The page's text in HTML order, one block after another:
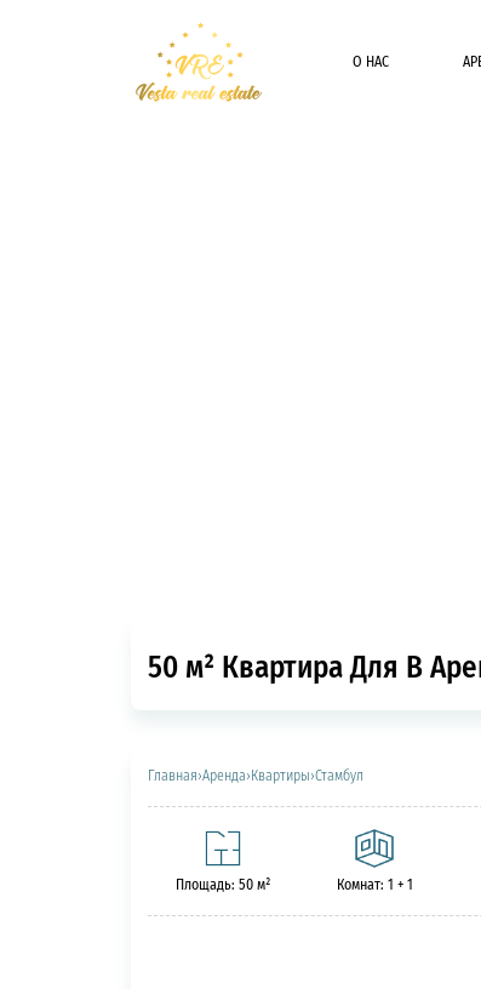
О НАС
50 м² Квартира Для В
Главная›Аренда›Квартиры›Стамбул
Площадь: 50 м² Комнат: 1 + 1